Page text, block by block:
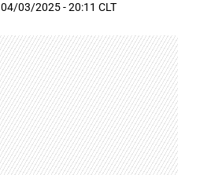
04/03/2025 - 20:11 CLT